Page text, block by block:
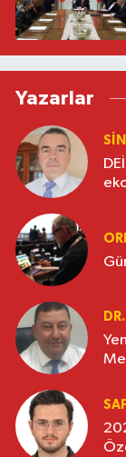
Yazarlar